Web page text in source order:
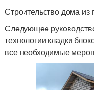
Строительство дома из
Следующее
технологии кладки
все необходимые